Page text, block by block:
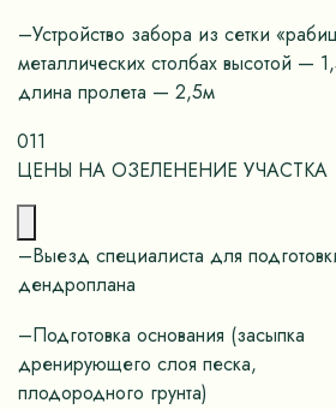
–Устройство забора из сетки
металлических столбах высотой —
длина пролета — 2,5м
011
ЦЕНЫ НА ОЗЕЛЕНЕНИЕ УЧАСТКА
–Выезд специалиста для
дендроплана
–Подготовка основания (засыпка
дренирующего слоя песка,
плодородного грунта)